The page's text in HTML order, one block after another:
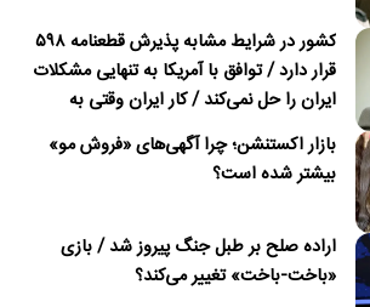
کشور در شرایط مشابه پذیرش قطعنامه ۵۹۸
قرار دارد / توافق با آمریکا به تنهایی مشکلات
ایران را حل نمی‌کند / کار ایران وقتی به
امضای ترکمانچای رسید که دیگر چاره‌ای نبود
بازار اکستنشن؛ چرا آگهی‌های «فروش مو»
بیشتر شده است؟
اراده صلح بر طبل جنگ پیروز شد / بازی
«باخت-باخت» تغییر می‌کند؟